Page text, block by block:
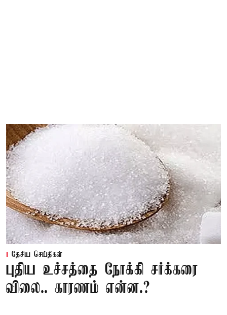
தேசிய செய்திகள்
புதிய உச்சத்தை நோக்கி சர்க்கரை
விலை.. காரணம் என்ன.?